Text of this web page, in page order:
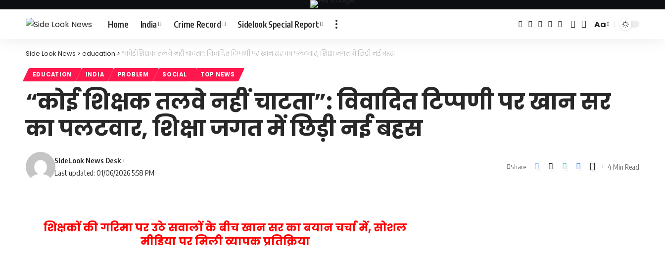
Home India Crime Record Sidelook Special Report
Font
Aa
Side Look News > education > “कोई शिक्षक तलवे नहीं चाटता”: विवादित टिप्पणी पर खान सर का पलटवार, शिक्षा जगत में छिड़ी नई बहस
EDUCATION INDIA PROBLEM SOCIAL TOP NEWS
“कोई शिक्षक तलवे नहीं चाटता”: विवादित टिप्पणी पर खान सर
का पलटवार, शिक्षा जगत में छिड़ी नई बहस
Last updated: 01/06/2026 5:58 PM
SideLook News Desk
Share 4 Min Read
शिक्षकों की गरिमा पर उठे सवालों के बीच खान सर का बयान चर्चा में, सोशल
मीडिया पर मिली व्यापक प्रतिक्रिया